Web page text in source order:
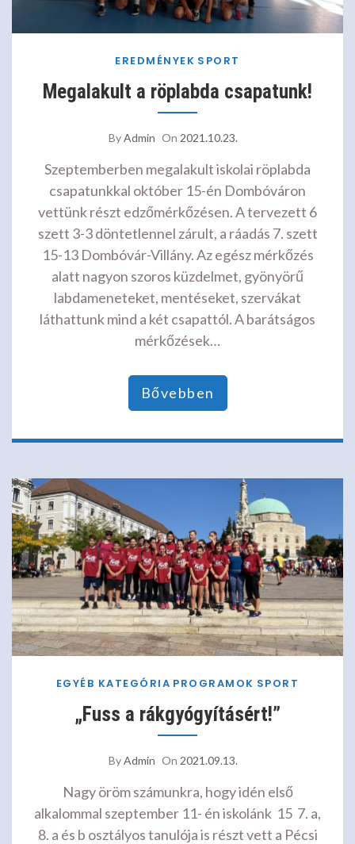
EREDMÉNYEK SPORT
Megalakult a röplabda csapatunk!
ByAdmin On 2021.10.23.
Szeptemberben megalakult iskolai röplabda
csapatunkkal október 15-én Dombóváron
vettünk részt edzőmérkőzésen. A tervezett 6
szett 3-3 döntetlennel zárult, a ráadás 7. szett
15-13 Dombóvár-Villány. Az egész mérkőzés
alatt nagyon szoros küzdelmet, gyönyörű
labdameneteket, mentéseket, szervákat
láthattunk mind a két csapattól. A barátságos
mérkőzések…
Bővebben
EGYÉB KATEGÓRIA PROGRAMOK SPORT
„Fuss a rákgyógyításért!”
ByAdmin On 2021.09.13.
Nagy öröm számunkra, hogy idén első
alkalommal szeptember 11- én iskolánk 15 7. a,
8. a és b osztályos tanulója is részt vett a Pécsi